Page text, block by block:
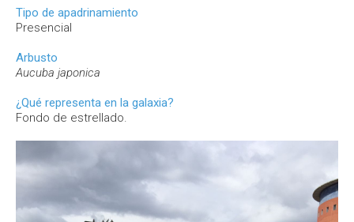
Tipo de apadrinamiento
Presencial
Arbusto
Aucuba japonica
¿Qué representa en la galaxia?
Fondo de estrellado.